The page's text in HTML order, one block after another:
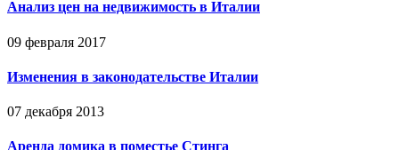
Анализ цен на недвижимость в Италии
09 февраля 2017
Изменения в законодательстве Италии
07 декабря 2013
Аренда домика в поместье Стинга